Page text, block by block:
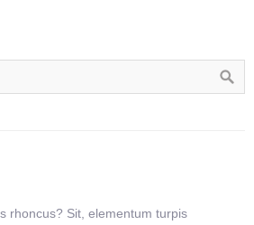
rhoncus? Sit, elementum turpis